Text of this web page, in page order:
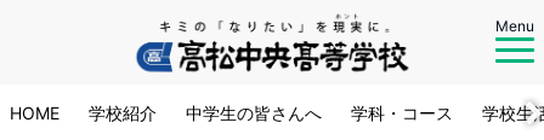
Menu
HOME 学校紹介 中学生の皆さんへ 学科・コース 学校生